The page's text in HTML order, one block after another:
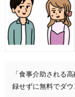
「食事介助される
録せずに無料でダウ